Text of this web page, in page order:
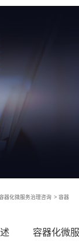
器化微服务治理咨询 > 容器
容器化微